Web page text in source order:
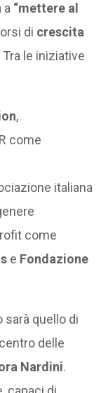
a “mettere al
di crescita
Tra le iniziative
,
come
italiana
come
e Fondazione
sarà quello di
delle
Nardini.